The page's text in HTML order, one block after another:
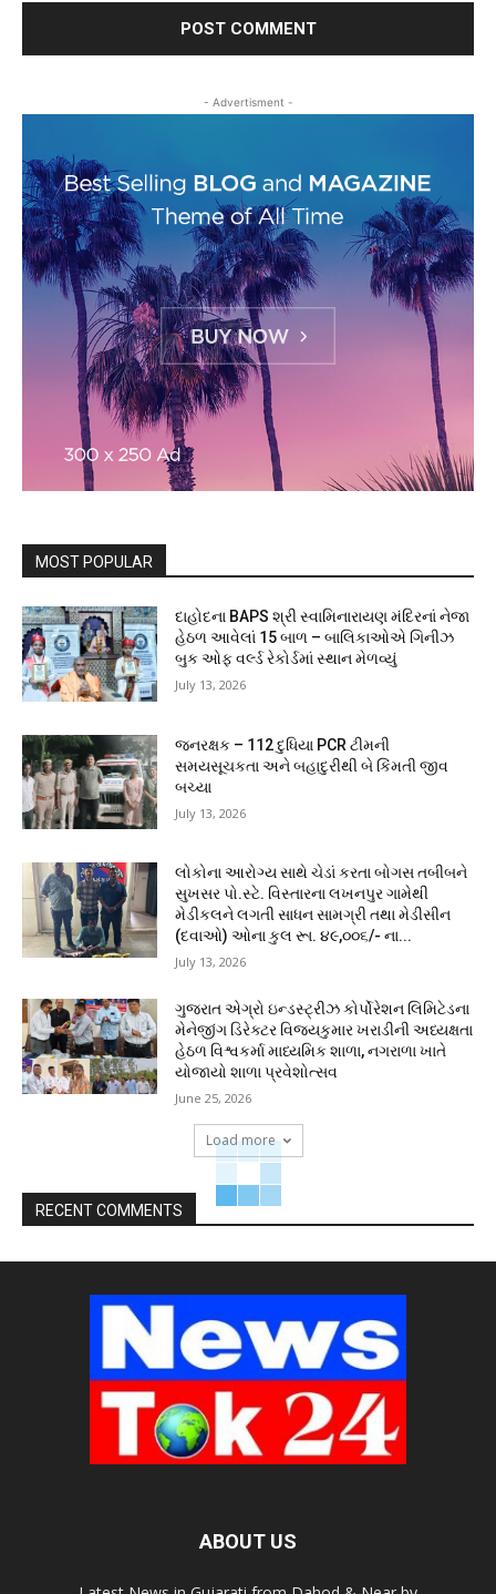
- Advertisment -
MOST POPULAR
દાહોદના BAPS શ્રી સ્વામિનારાયણ મંદિરનાં નેજા
હેઠળ આવેલાં 15 બાળ – બાલિકાઓએ ગિનીઝ
બુક ઓફ વર્લ્ડ રેકોર્ડમાં સ્થાન મેળવ્યું
July 13, 2026
જનરક્ષક – 112 દુધિયા PCR ટીમની
સમયસૂચકતા અને બહાદુરીથી બે કિંમતી જીવ
બચ્યા
July 13, 2026
લોકોના આરોગ્ય સાથે ચેડાં કરતા બોગસ તબીબને
સુખસર પો.સ્ટે. વિસ્તારના લખનપુર ગામેથી
મેડીકલને લગતી સાધન સામગ્રી તથા મેડીસીન
(દવાઓ) ઓના કુલ રૂા. ૪૯,૦૦૬/- ના...
July 13, 2026
ગુજરાત એગ્રો ઇન્ડસ્ટ્રીઝ કોર્પોરેશન લિમિટેડના
મેનેજીંગ ડિરેક્ટર વિજયકુમાર ખરાડીની અધ્યક્ષતા
હેઠળ વિશ્વકર્મા માધ્યમિક શાળા, નગરાળા ખાતે
યોજાયો શાળા પ્રવેશોત્સવ
June 25, 2026
Load more
RECENT COMMENTS
ABOUT US